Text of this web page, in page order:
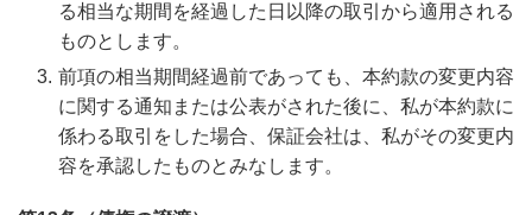
る相当な期間を経過した日以降の取引から適用される
ものとします。
前項の相当期間経過前であっても、本約款の変更内容
に関する通知または公表がされた後に、私が本約款に
係わる取引をした場合、保証会社は、私がその変更内
容を承認したものとみなします。